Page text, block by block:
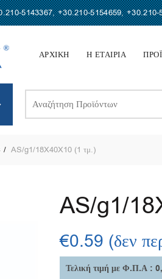
5143367,+30.210-5154659,+30.210-
ΑΡΧΙΚΗ Η ΕΤΑΙΡΙΑ
for:
AS/g1/18X40X10 (1 τμ.)
AS/g1/
€0.59 (δεν
Τελική τιμή με Φ.Π.Α :